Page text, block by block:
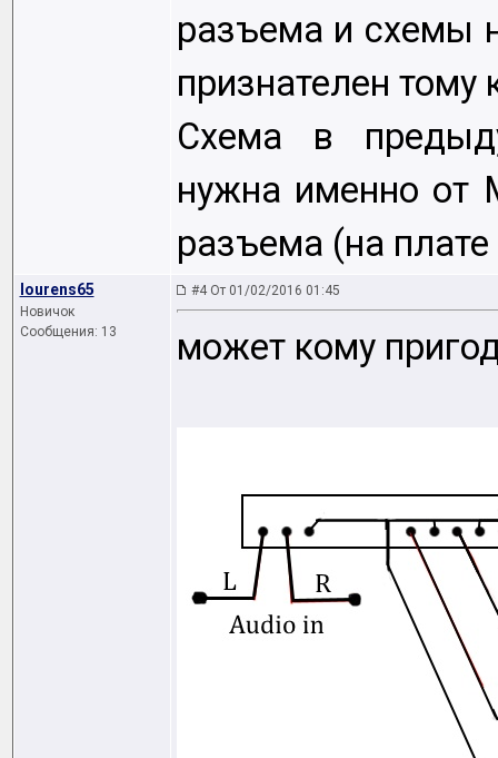
разъема и схемы
признателен тому
Схема в
нужна именно от
разъема (на
lourens65
Новичок
Сообщения: 13
#4 От 01/02/2016 01:45
может кому